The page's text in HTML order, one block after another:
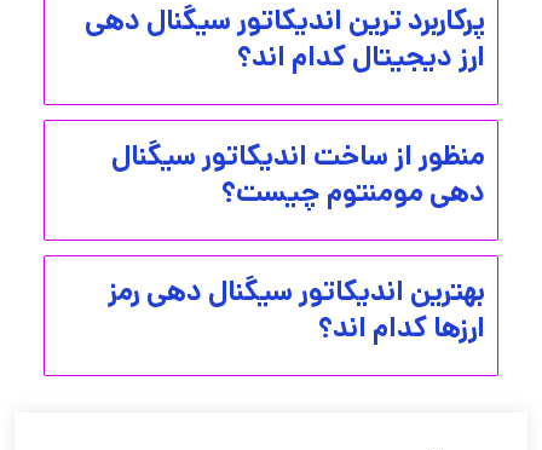
پرکاربرد ترین اندیکاتور سیگنال دهی
ارز‌ دیجیتال کدام اند؟
منظور از ساخت اندیکاتور سیگنال
دهی مومنتوم چیست؟
بهترین اندیکاتور سیگنال دهی رمز
ارزها کدام اند؟